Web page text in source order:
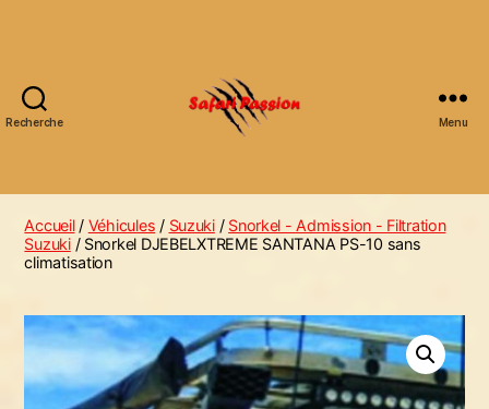
Recherche Menu
Accueil/ Véhicules / Suzuki/ Snorkel - Admission - Filtration
Suzuki/ Snorkel DJEBELXTREME SANTANA PS-10 sans
climatisation